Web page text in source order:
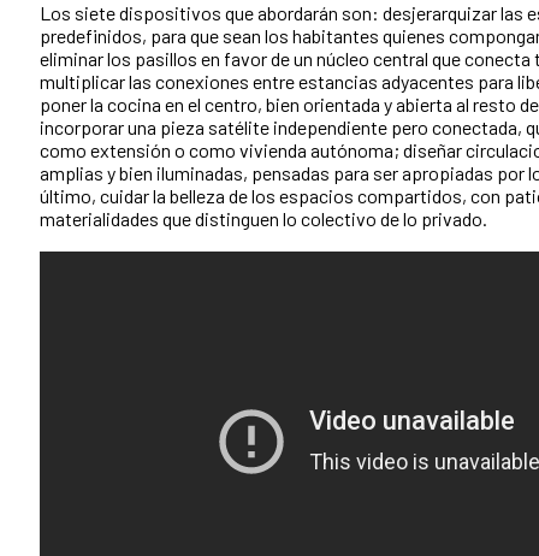
Los siete dispositivos que abordarán son: desjerarquizar las
predefinidos, para que sean los habitantes quienes
eliminar los pasillos en favor de un núcleo central que
multiplicar las conexiones entre estancias adyacentes para
poner la cocina en el centro, bien orientada y abierta al resto
incorporar una pieza satélite independiente pero conectada,
como extensión o como vivienda autónoma; diseñar
amplias y bien iluminadas, pensadas para ser apropiadas por
último, cuidar la belleza de los espacios compartidos, con
materialidades que distinguen lo colectivo de lo privado.